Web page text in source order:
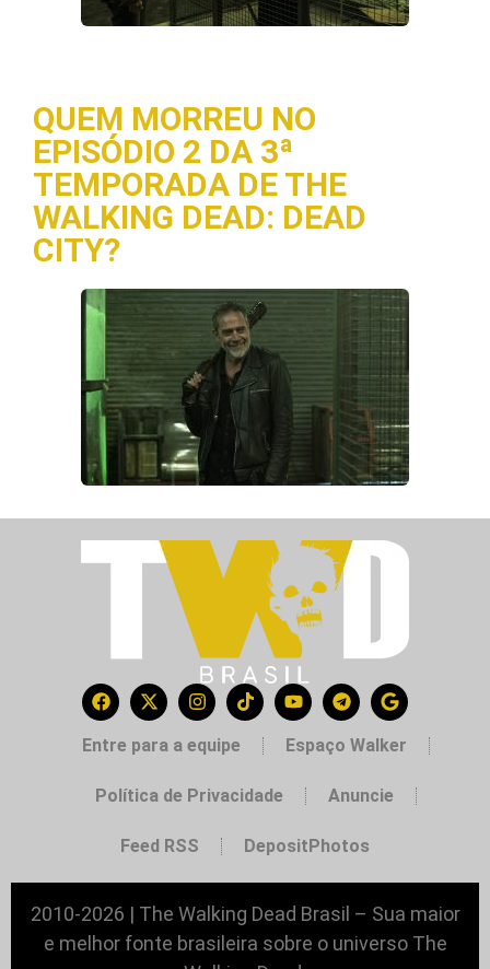
QUEM MORREU NO
EPISÓDIO 2 DA 3ª
TEMPORADA DE THE
WALKING DEAD: DEAD
CITY?
Entre para a equipe Espaço Walker
Política de Privacidade Anuncie
Feed RSS DepositPhotos
2010-2026 | The Walking Dead Brasil – Sua maior
e melhor fonte brasileira sobre o universo The